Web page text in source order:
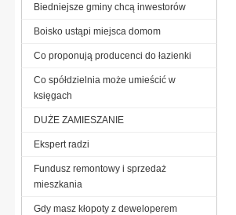
Biedniejsze gminy chcą inwestorów
Boisko ustąpi miejsca domom
Co proponują producenci do łazienki
Co spółdzielnia może umieścić w
księgach
DUŻE ZAMIESZANIE
Ekspert radzi
Fundusz remontowy i sprzedaż
mieszkania
Gdy masz kłopoty z deweloperem